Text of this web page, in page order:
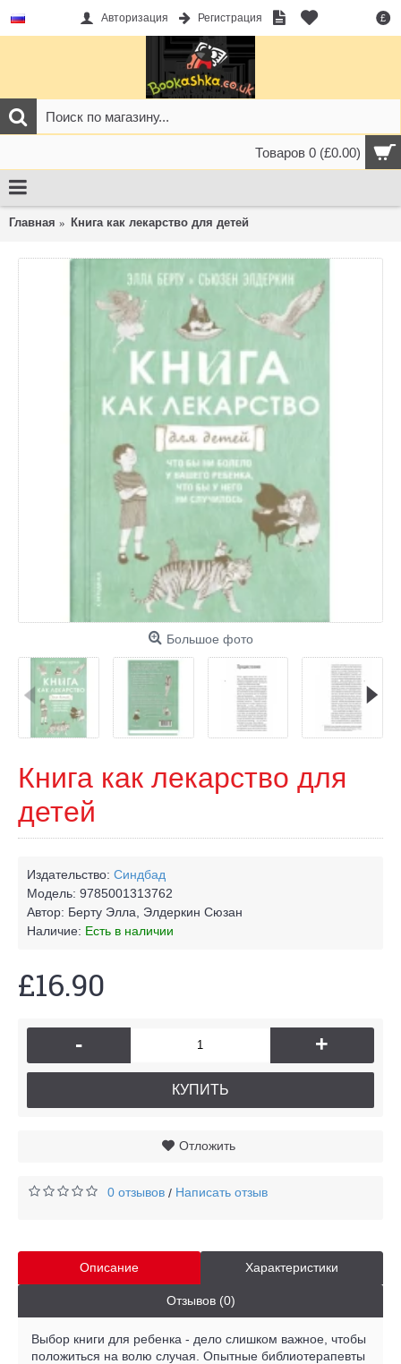
£
Авторизация Регистрация
Товаров 0 (£0.00)
Главная Книга как лекарство для детей
Большое фото
Книга как лекарство для
детей
Издательство: Синдбад
Модель: 9785001313762
Автор: Берту Элла, Элдеркин Сюзан
Наличие: Есть в наличии
£16.90
- +
КУПИТЬ
Отложить
0 отзывов / Написать отзыв
Описание Характеристики
Отзывов (0)
Выбор книги для ребенка - дело слишком важное, чтобы
положиться на волю случая. Опытные библиотерапевты